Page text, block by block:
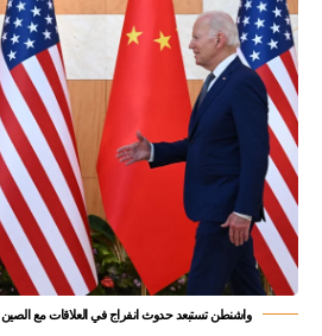
واشنطن تستبعد حدوث انفراج في العلاقات مع الصين